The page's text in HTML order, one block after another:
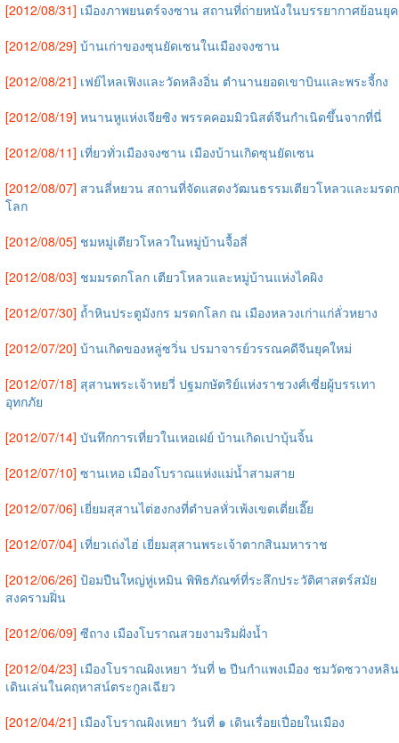
[2012/08/31] เมืองภาพยนตร์จงซาน สถานที่ถ่ายหนังในบรรยากาศย้อนยุค
[2012/08/29] บ้านเก่าของซุนยัดเซนในเมืองจงซาน
[2012/08/21] เฟย์ไหลเฟิงและวัดหลิงอิ่น ตำนานยอดเขาบินและพระจี้กง
[2012/08/19] หนานหูแห่งเจียซิง พรรคคอมมิวนิสต์จีนกำเนิดขึ้นจากที่นี่
[2012/08/11] เที่ยวทั่วเมืองจงซาน เมืองบ้านเกิดซุนยัดเซน
[2012/08/07] สวนลี่หยวน สถานที่จัดแสดงวัฒนธรรมเตียวโหลวและมรดก
โลก
[2012/08/05] ชมหมู่เตียวโหลวในหมู่บ้านจื้อลี่
[2012/08/03] ชมมรดกโลก เตียวโหลวและหมู่บ้านแห่งไคผิง
[2012/07/30] ถ้ำหินประตูมังกร มรดกโลก ณ เมืองหลวงเก่าแก่ลั่วหยาง
[2012/07/20] บ้านเกิดของหลู่ซวิ่น ปรมาจารย์วรรณคดีจีนยุคใหม่
[2012/07/18] สุสานพระเจ้าหยวี่ ปฐมกษัตริย์แห่งราชวงศ์เซี่ยผู้บรรเทา
อุทกภัย
[2012/07/14] บันทึกการเที่ยวในเหอเฝย์ บ้านเกิดเปาบุ้นจิ้น
[2012/07/10] ซานเหอ เมืองโบราณแห่งแม่น้ำสามสาย
[2012/07/06] เยี่ยมสุสานไต่ฮงกงที่ตำบลหั่วเพ้งเขตเตี่ยเอี๊ย
[2012/07/04] เที่ยวเถ่งไฮ่ เยี่ยมสุสานพระเจ้าตากสินมหาราช
[2012/06/26] ป้อมปืนใหญ่หู่เหมิน พิพิธภัณฑ์ที่ระลึกประวัติศาสตร์สมัย
สงครามฝิ่น
[2012/06/09] ซีถาง เมืองโบราณสวยงามริมฝั่งน้ำ
[2012/04/23] เมืองโบราณผิงเหยา วันที่ ๒ ปีนกำแพงเมือง ชมวัดซวางหลิน
เดินเล่นในคฤหาสน์ตระกูลเฉียว
[2012/04/21] เมืองโบราณผิงเหยา วันที่ ๑ เดินเรื่อยเปื่อยในเมือง